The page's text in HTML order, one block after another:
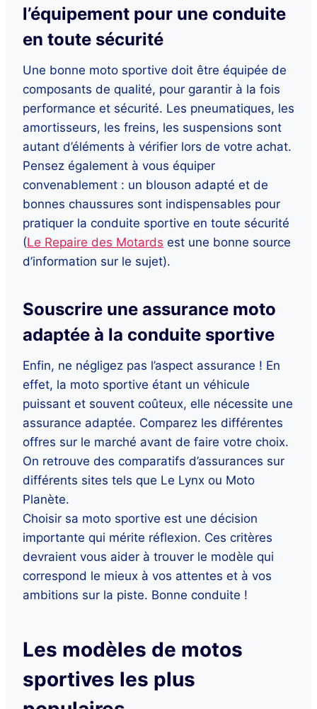
l’équipement pour une conduite
en toute sécurité
Une bonne moto sportive doit être équipée de
composants de qualité, pour garantir à la fois
performance et sécurité. Les pneumatiques, les
amortisseurs, les freins, les suspensions sont
autant d’éléments à vérifier lors de votre achat.
Pensez également à vous équiper
convenablement : un blouson adapté et de
bonnes chaussures sont indispensables pour
pratiquer la conduite sportive en toute sécurité
(Le Repaire des Motards est une bonne source
d’information sur le sujet).
Souscrire une assurance moto
adaptée à la conduite sportive
Enfin, ne négligez pas l’aspect assurance ! En
effet, la moto sportive étant un véhicule
puissant et souvent coûteux, elle nécessite une
assurance adaptée. Comparez les différentes
offres sur le marché avant de faire votre choix.
On retrouve des comparatifs d’assurances sur
différents sites tels que Le Lynx ou Moto
Planète.
Choisir sa moto sportive est une décision
importante qui mérite réflexion. Ces critères
devraient vous aider à trouver le modèle qui
correspond le mieux à vos attentes et à vos
ambitions sur la piste. Bonne conduite !
Les modèles de motos
sportives les plus